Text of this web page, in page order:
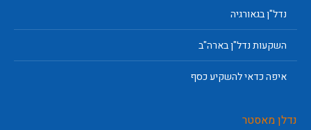
נדל"ן בגאורגיה
השקעות נדל"ן בארה"ב
איפה כדאי להשקיע כסף
נדלן מאסטר